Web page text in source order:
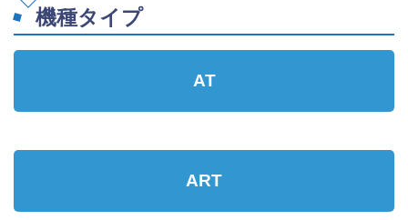
機種タイプ
AT
ART